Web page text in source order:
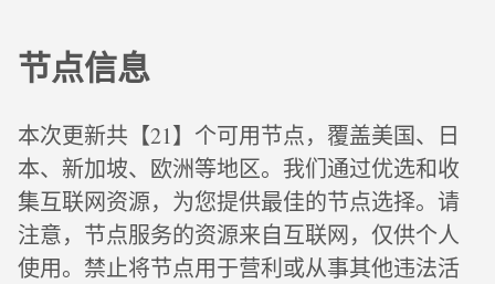
节点信息
本次更新共【21】个可用节点，覆盖美国、日
本、新加坡、欧洲等地区。我们通过优选和收
集互联网资源，为您提供最佳的节点选择。请
注意，节点服务的资源来自互联网，仅供个人
使用。禁止将节点用于营利或从事其他违法活